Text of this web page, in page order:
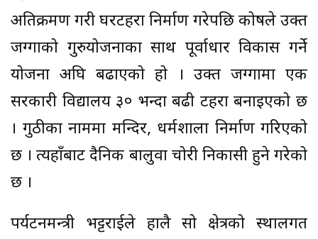
अतिक्रमण गरी घरटहरा निर्माण गरेपछि कोषले उक्त
जग्गाको गुरुयोजनाका साथ पूर्वाधार विकास गर्ने
योजना अघि बढाएको हो । उक्त जग्गामा एक
सरकारी विद्यालय ३० भन्दा बढी टहरा बनाइएको छ
। गुठीका नाममा मन्दिर, धर्मशाला निर्माण गरिएको
छ । त्यहाँबाट दैनिक बालुवा चोरी निकासी हुने गरेको
छ ।
पर्यटनमन्त्री भट्टराईले हालै सो क्षेत्रको स्थालगत